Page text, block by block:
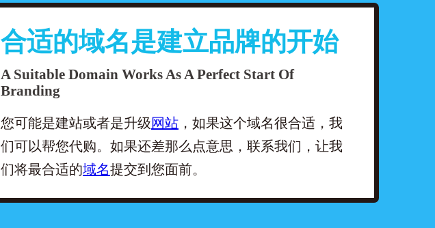
合适的域名是建立品牌的开始
A Suitable Domain Works As A Perfect Start Of
Branding
您可能是建站或者是升级网站 ，如果这个域名很合适，我
们可以帮您代购。如果还差那么点意思，联系我们，让我
们将最合适的域名提交到您面前。